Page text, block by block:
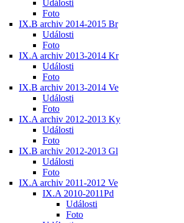
Události
Foto
IX.B archiv 2014-2015 Br
Události
Foto
IX.A archiv 2013-2014 Kr
Události
Foto
IX.B archiv 2013-2014 Ve
Události
Foto
IX.A archiv 2012-2013 Ky
Události
Foto
IX.B archiv 2012-2013 Gl
Události
Foto
IX.A archiv 2011-2012 Ve
IX.A 2010-2011Pd
Události
Foto